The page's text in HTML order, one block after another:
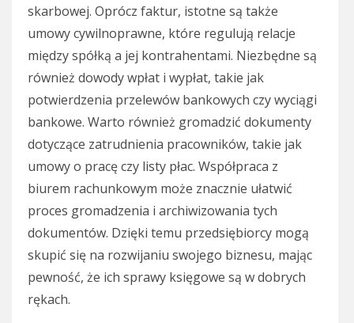
skarbowej. Oprócz faktur, istotne są także
umowy cywilnoprawne, które regulują relacje
między spółką a jej kontrahentami. Niezbędne są
również dowody wpłat i wypłat, takie jak
potwierdzenia przelewów bankowych czy wyciągi
bankowe. Warto również gromadzić dokumenty
dotyczące zatrudnienia pracowników, takie jak
umowy o pracę czy listy płac. Współpraca z
biurem rachunkowym może znacznie ułatwić
proces gromadzenia i archiwizowania tych
dokumentów. Dzięki temu przedsiębiorcy mogą
skupić się na rozwijaniu swojego biznesu, mając
pewność, że ich sprawy księgowe są w dobrych
rękach.